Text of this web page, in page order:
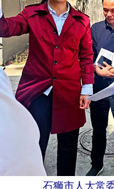
石狮市人大常